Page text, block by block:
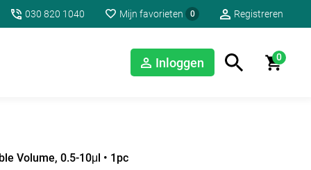
030 820 1040 Mijn favorieten 0 Registreren
Inloggen 0
Volume, 0.5-10μl • 1pc